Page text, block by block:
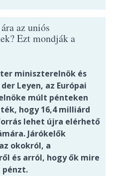
az uniós
Ezt mondják a
miniszterelnök és
Leyen, az Európai
múlt pénteken
hogy 16,4 milliárd
lehet újra elérhető
Járókelők
okokról, a
és arról, hogy ők mire
pénzt.